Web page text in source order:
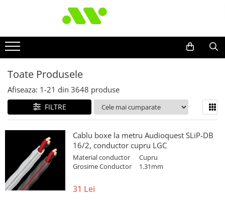
Toate Produsele
Afiseaza: 1-21 din 3648 produse
FILTRE
Cablu boxe la metru Audioquest SLiP-DB
16/2, conductor cupru LGC
Material conductor
Cupru
Grosime Conductor 1.31mm
31 Lei